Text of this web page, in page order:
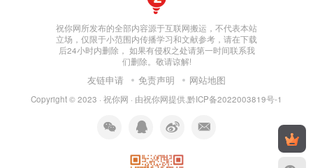
祝你网所发布的全部内容源于互联网搬运，不代表本站
立场，仅限于小范围内传播学习和文献参考，请在下载
后24小时内删除， 如果有侵权之处请第一时间联系我
们删除。敬请谅解!
友链申请 免责声明 网站地图
Copyright © 2023 · 祝你网 · 由祝你网提供.黔ICP备2022003819号-1